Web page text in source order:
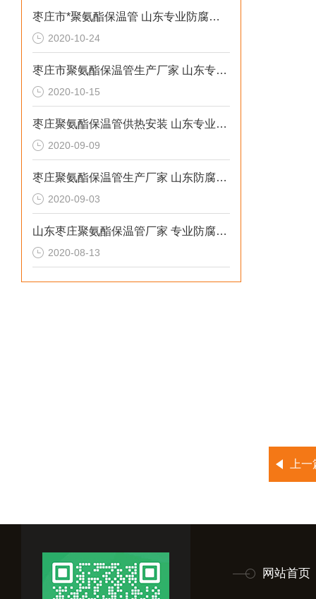
枣庄市*聚氨酯保温管 山东专业防腐保温材料
2020-10-24
枣庄市聚氨酯保温管生产厂家 山东专业防腐保温材料
2020-10-15
枣庄聚氨酯保温管供热安装 山东专业防腐保温厂家
2020-09-09
枣庄聚氨酯保温管生产厂家 山东防腐保温材料
2020-09-03
山东枣庄聚氨酯保温管厂家 专业防腐保温材料
2020-08-13
上
网站首页